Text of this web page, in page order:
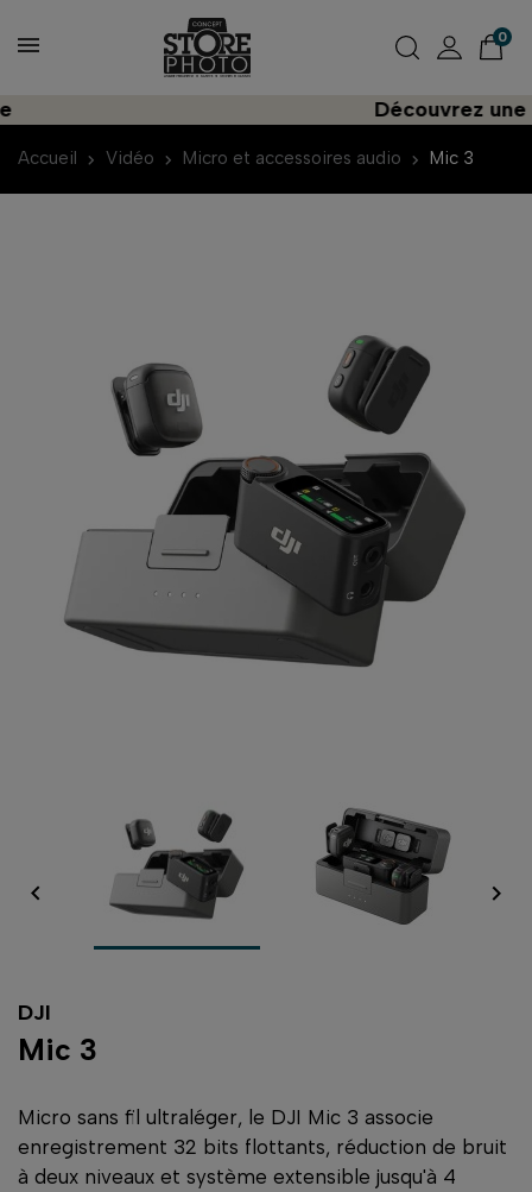
0
Découvrez une
Accueil Vidéo Micro et accessoires audio Mic 3
 
DJI
Mic 3
Micro sans fil ultraléger, le DJI Mic 3 associe
enregistrement 32 bits flottants, réduction de bruit
à deux niveaux et système extensible jusqu'à 4